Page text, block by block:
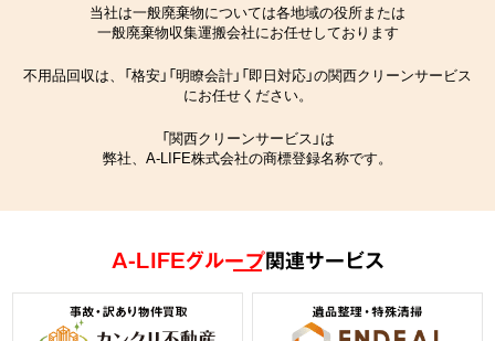
当社は一般廃棄物については各地域の役所または
一般廃棄物収集運搬会社にお任せしております
不用品回収は、「格安」「明瞭会計」「即日対応」の関西クリーンサービス
にお任せください。
「関西クリーンサービス」は
弊社、A-LIFE株式会社の商標登録名称です。
A-LIFEグループ関連サービス